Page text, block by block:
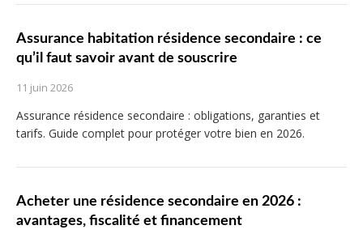
Assurance habitation résidence secondaire : ce
qu’il faut savoir avant de souscrire
11 juin 2026
Assurance résidence secondaire : obligations, garanties et
tarifs. Guide complet pour protéger votre bien en 2026.
Acheter une résidence secondaire en 2026 :
avantages, fiscalité et financement